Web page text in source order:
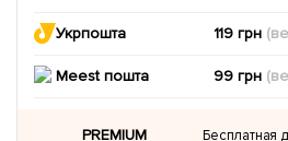
Укрпошта 119 грн
Meest пошта 99 грн
PREMIUM Бесплатная